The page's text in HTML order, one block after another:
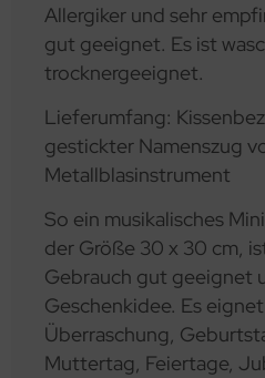
Allergiker und sehr
gut geeignet. Es ist
trocknergeeignet.
Lieferumfang:
gestickter Namenszug
Metallblasinstrument
So ein musikalisches
der Größe 30 x 30 cm,
Gebrauch gut geeignet
Geschenkidee. Es
Überraschung,
Muttertag, Feiertage,